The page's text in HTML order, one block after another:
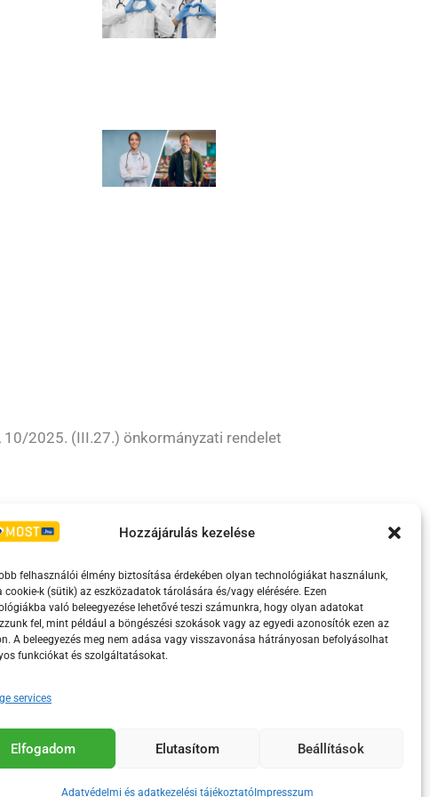
Hozzájárulás kezelése
felhasználói élmény biztosítása érdekében olyan technológiákat használunk,
cookie-k (sütik) az eszközadatok tárolására és/vagy elérésére. Ezen
való beleegyezése lehetővé teszi számunkra, hogy olyan adatokat
fel, mint például a böngészési szokások vagy az egyedi azonosítók ezen az
A beleegyezés meg nem adása vagy visszavonása hátrányosan befolyásolhat
funkciókat és szolgáltatásokat.
services
Elfogadom Elutasítom Beállítások
Adatvédelmi és adatkezelési tájékoztatóImpresszum
2025. (III.27.) önkormányzati rendelet
Irányelvek Moderálási szabályzat
keretében támogatja.